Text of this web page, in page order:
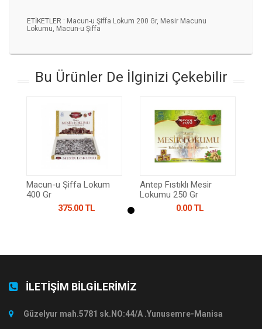
ETİKETLER : Macun-u Şiffa Lokum 200 Gr, Mesir Macunu
Lokumu, Macun-u Şiffa
Bu Ürünler De İlginizi Çekebilir
Macun-u Şiffa Lokum
400 Gr
375.00 TL
Antep Fıstıklı Mesir
Lokumu 250 Gr
0.00 TL
İLETİŞİM BİLGİLERİMİZ
Güzelyur mah.5781 sk.NO:44/A .Yunusemre-Manisa